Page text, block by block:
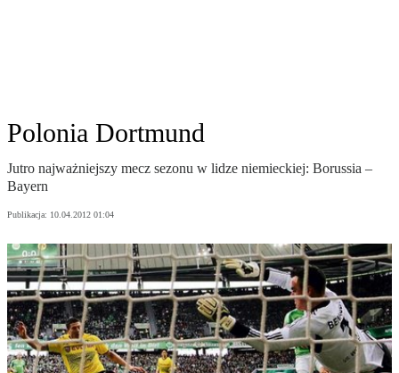
Polonia Dortmund
Jutro najważniejszy mecz sezonu w lidze niemieckiej: Borussia –
Bayern
Publikacja: 10.04.2012 01:04